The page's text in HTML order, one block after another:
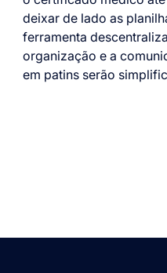
deixar de lado as
ferramenta
organização e a
em patins serão